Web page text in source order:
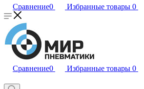
Сравнение0 Избранные товары 0
Сравнение0 Избранные товары 0